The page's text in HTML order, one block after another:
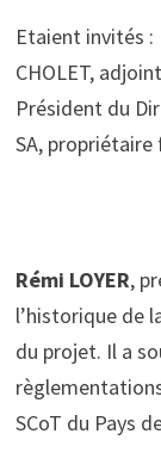
Etaient invités :
CHOLET,
Président du
SA,
Rémi LOYER,
l’historique de
du projet. Il a
SCoT du Pays